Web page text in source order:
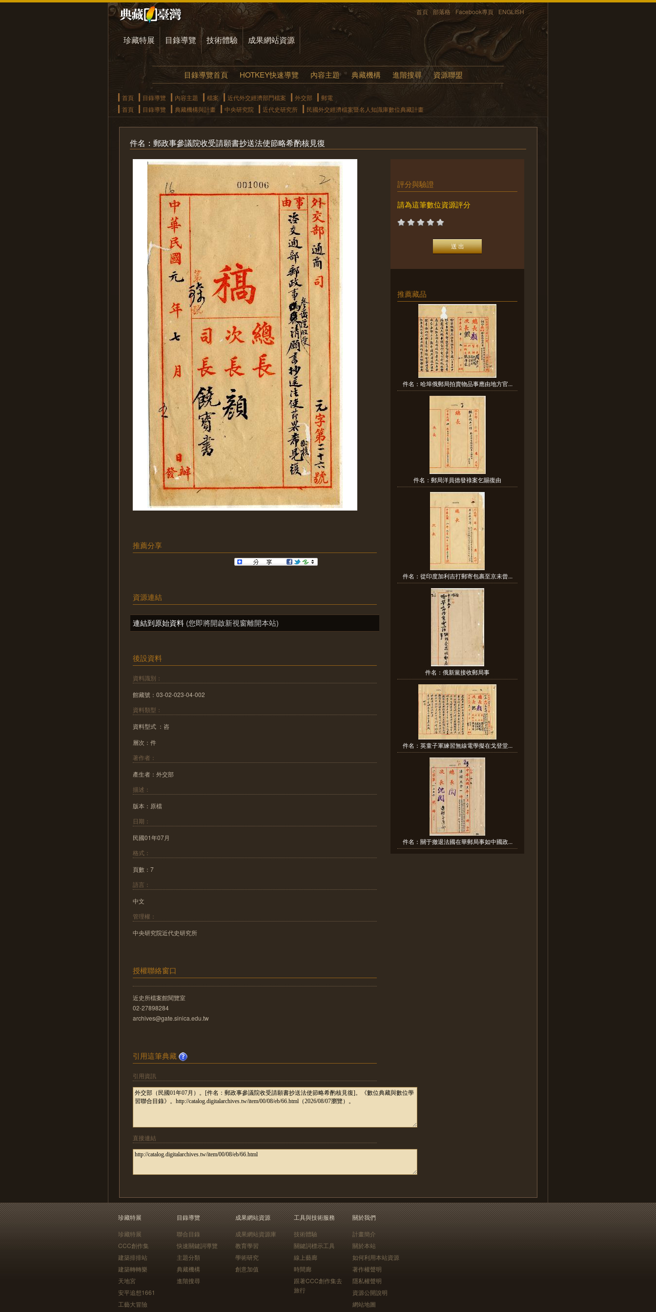
首頁 部落格 Facebook專頁 ENGLISH
珍藏特展 目錄導覽 技術體驗 成果網站資源
目錄導覽首頁 HOTKEY快速導覽 內容主題 典藏機構 進階搜尋 資源聯盟
首頁 目錄導覽 內容主題 檔案 近代外交經濟部門檔案 外交部
郵電
首頁
目錄導覽 典藏機構與計畫 中央研究院 近代史研究所 民國外交經濟檔案暨名人知識庫數位典藏計畫
件名：郵政事參議院收受請願書抄送法使節略希酌核見復
推薦分享
資源連結
連結到原始資料 (您即將開啟新視窗離開本站)
後設資料
資料識別：
館藏號：03-02-023-04-002
資料類型：
資料型式 ：咨
層次：件
著作者：
產生者：外交部
描述：
版本：原檔
日期：
民國01年07月
格式：
頁數：7
語言：
中文
管理權：
中央研究院近代史研究所
授權聯絡窗口
近史所檔案館閱覽室
02-27898284
archives@gate.sinica.edu.tw
引用這筆典藏
引用資訊
直接連結
評分與驗證
請為這筆數位資源評分
推薦藏品
件名：哈埠俄郵局拍賣物品事應由地方官...
件名：郵局洋員德發祿案乞賜復由
件名：從印度加利吉打郵寄包裹至京未曾...
件名：俄新黨接收郵局事
件名：英童子軍練習無線電學擬在戈登堂...
件名：關于撤退法國在華郵局事如中國政...
珍藏特展
珍藏特展
CCC創作集
建築排排站
建築轉轉樂
天地宮
安平追想1661
工藝大冒險
目錄導覽
聯合目錄
快速關鍵詞導覽
主題分類
典藏機構
進階搜尋
成果網站資源
成果網站資源庫
教育學習
學術研究
創意加值
工具與技術服務
技術體驗
關鍵詞標示工具
線上藝廊
時間廊
跟著CCC創作集去
旅行
關於我們
計畫簡介
關於本站
如何利用本站資源
著作權聲明
隱私權聲明
資源公開說明
網站地圖